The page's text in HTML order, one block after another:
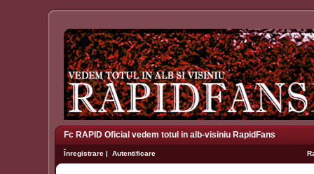
Fc RAPID Oficial vedem totul in alb-visiniu RapidFans
Înregistrare | Autentificare